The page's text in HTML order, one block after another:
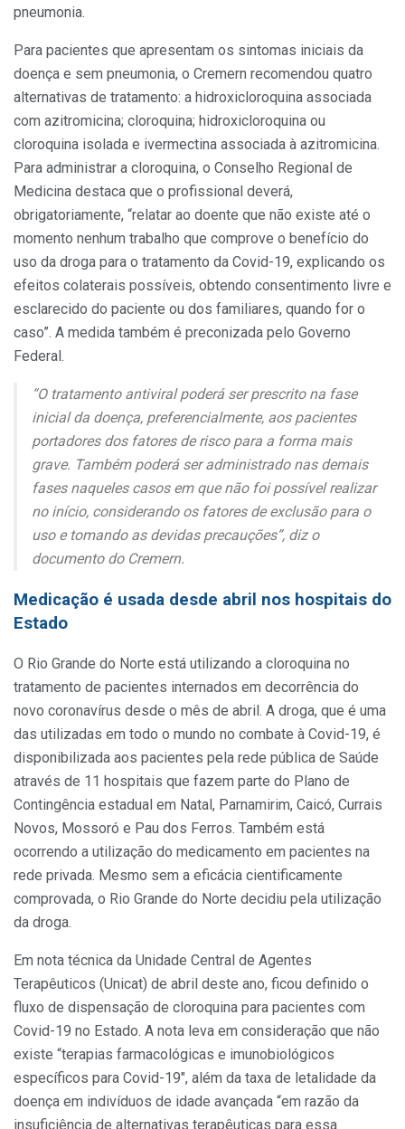
pneumonia.
Para pacientes que apresentam os sintomas iniciais da
doença e sem pneumonia, o Cremern recomendou quatro
alternativas de tratamento: a hidroxicloroquina associada
com azitromicina; cloroquina; hidroxicloroquina ou
cloroquina isolada e ivermectina associada à azitromicina.
Para administrar a cloroquina, o Conselho Regional de
Medicina destaca que o profissional deverá,
obrigatoriamente, “relatar ao doente que não existe até o
momento nenhum trabalho que comprove o benefício do
uso da droga para o tratamento da Covid-19, explicando os
efeitos colaterais possíveis, obtendo consentimento livre e
esclarecido do paciente ou dos familiares, quando for o
caso”. A medida também é preconizada pelo Governo
Federal.
“O tratamento antiviral poderá ser prescrito na fase
inicial da doença, preferencialmente, aos pacientes
portadores dos fatores de risco para a forma mais
grave. Também poderá ser administrado nas demais
fases naqueles casos em que não foi possível realizar
no início, considerando os fatores de exclusão para o
uso e tomando as devidas precauções”, diz o
documento do Cremern.
Medicação é usada desde abril nos hospitais do
Estado
O Rio Grande do Norte está utilizando a cloroquina no
tratamento de pacientes internados em decorrência do
novo coronavírus desde o mês de abril. A droga, que é uma
das utilizadas em todo o mundo no combate à Covid-19, é
disponibilizada aos pacientes pela rede pública de Saúde
através de 11 hospitais que fazem parte do Plano de
Contingência estadual em Natal, Parnamirim, Caicó, Currais
Novos, Mossoró e Pau dos Ferros. Também está
ocorrendo a utilização do medicamento em pacientes na
rede privada. Mesmo sem a eficácia cientificamente
comprovada, o Rio Grande do Norte decidiu pela utilização
da droga.
Em nota técnica da Unidade Central de Agentes
Terapêuticos (Unicat) de abril deste ano, ficou definido o
fluxo de dispensação de cloroquina para pacientes com
Covid-19 no Estado. A nota leva em consideração que não
existe “terapias farmacológicas e imunobiológicos
específicos para Covid-19″, além da taxa de letalidade da
doença em indivíduos de idade avançada “em razão da
insuficiência de alternativas terapêuticas para essa